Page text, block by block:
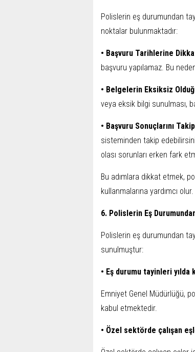
Polislerin eş durumundan
noktalar bulunmaktadır:
• Başvuru Tarihlerine
başvuru yapılamaz. Bu
• Belgelerin Eksiksiz
veya eksik bilgi sunulması,
• Başvuru Sonuçlarını
sisteminden takip
olası sorunları erken fark
Bu adımlara dikkat etmek,
kullanmalarına yardımcı olur.
6. Polislerin Eş
Polislerin eş durumundan
sunulmuştur:
• Eş durumu tayinleri yılda
Emniyet Genel Müdürlüğü,
kabul etmektedir.
• Özel sektörde çalışan